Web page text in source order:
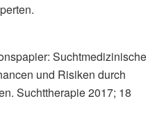
Suchtmedizinische
und Risiken durch
Suchttherapie 2017; 18